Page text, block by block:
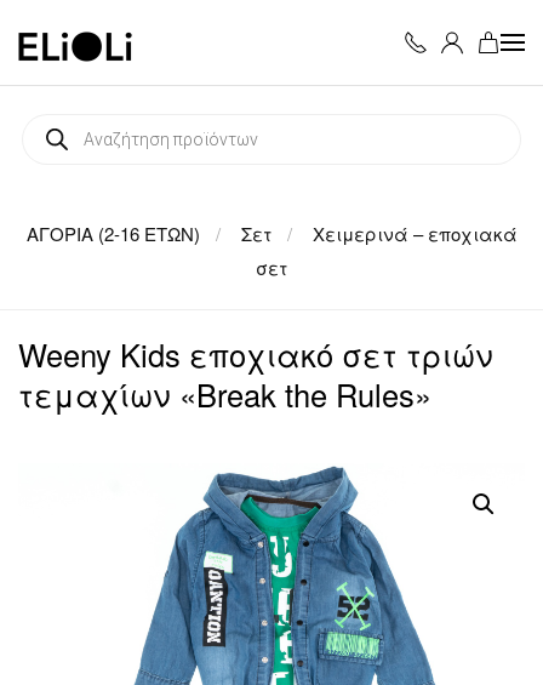
Skip to main content
Products
search
ΑΓΟΡΙΑ (2-16 ΕΤΩΝ) Σετ
Χειμερινά – εποχιακά
σετ
Weeny Kids εποχιακό σετ τριών
τεμαχίων «Break the Rules»